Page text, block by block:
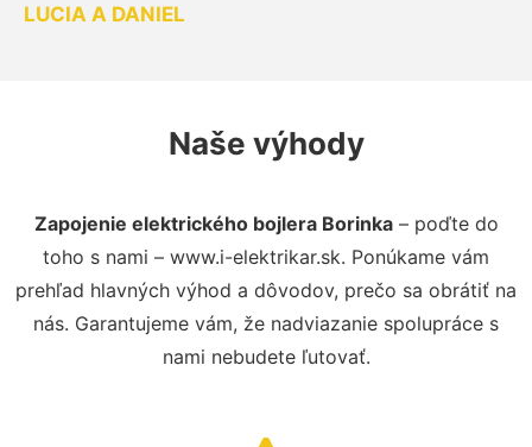
LUCIA A DANIEL
Naše výhody
Zapojenie elektrického bojlera Borinka– poďte do
toho s nami – www.i-elektrikar.sk. Ponúkame vám
prehľad hlavných výhod a dôvodov, prečo sa obrátiť na
nás. Garantujeme vám, že nadviazanie spolupráce s
nami nebudete ľutovať.